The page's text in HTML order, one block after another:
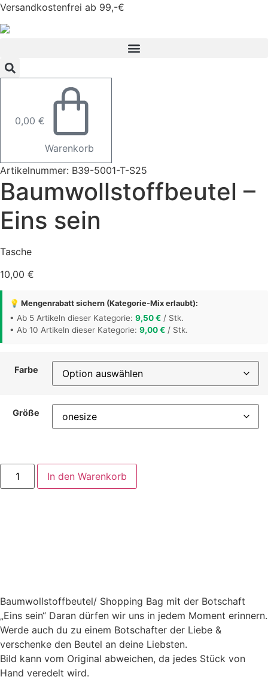
Zum
Inhalt
springen
Versandkostenfrei ab 99,-€
0,00 €
Warenkorb
Artikelnummer: B39-5001-T-S25
Baumwollstoffbeutel –
Eins sein
Tasche
10,00 €
💡 Mengenrabatt sichern (Kategorie-Mix erlaubt):
• Ab 5 Artikeln dieser Kategorie: 9,50€ / Stk.
• Ab 10 Artikeln dieser Kategorie: 9,00€ / Stk.
Farbe
Größe
Baumwollstoffbeutel
Eins
In den Warenkorb
Baumwollstoffbeutel/ Shopping Bag mit der Botschaft
„Eins sein“ Daran dürfen wir uns in jedem Moment erinnern.
Werde auch du zu einem Botschafter der Liebe &
verschenke den Beutel an deine Liebsten.
Bild kann vom Original abweichen, da jedes Stück von
Hand veredelt wird.